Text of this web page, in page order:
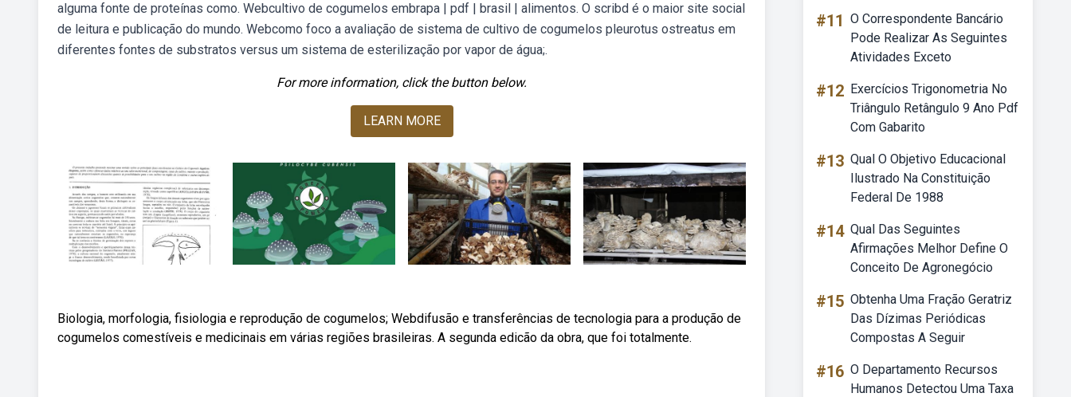
alguma fonte de proteínas como. Webcultivo de cogumelos embrapa | pdf | brasil | alimentos. O scribd é o maior site social
de leitura e publicação do mundo. Webcomo foco a avaliação de sistema de cultivo de cogumelos pleurotus ostreatus em
diferentes fontes de substratos versus um sistema de esterilização por vapor de água;.
For more information, click the button below.
LEARN MORE
Biologia, morfologia, fisiologia e reprodução de cogumelos; Webdifusão e transferências de tecnologia para a produção de
cogumelos comestíveis e medicinais em várias regiões brasileiras. A segunda edicão da obra, que foi totalmente.
#11 O Correspondente Bancário
Pode Realizar As Seguintes
Atividades Exceto
#12 Exercícios Trigonometria No
Triângulo Retângulo 9 Ano Pdf
Com Gabarito
#13 Qual O Objetivo Educacional
Ilustrado Na Constituição
Federal De 1988
#14 Qual Das Seguintes
Afirmações Melhor Define O
Conceito De Agronegócio
#15 Obtenha Uma Fração Geratriz
Das Dízimas Periódicas
Compostas A Seguir
#16 O Departamento Recursos
Humanos Detectou Uma Taxa